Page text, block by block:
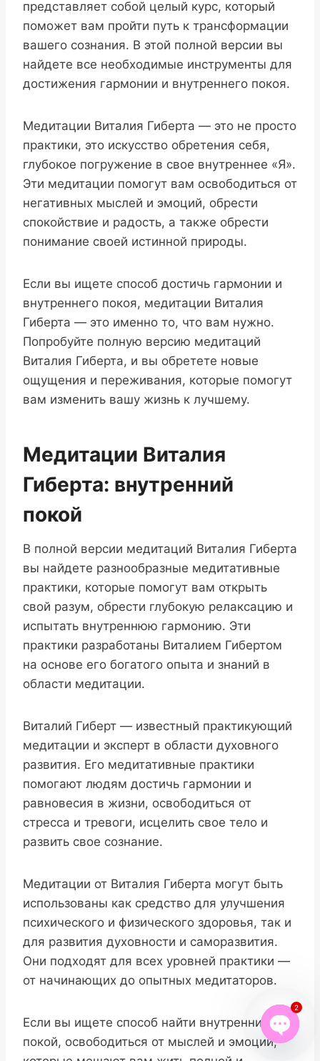
представляет собой целый курс, который
поможет вам пройти путь к трансформации
вашего сознания. В этой полной версии вы
найдете все необходимые инструменты для
достижения гармонии и внутреннего покоя.
Медитации Виталия Гиберта — это не просто
практики, это искусство обретения себя,
глубокое погружение в свое внутреннее «Я».
Эти медитации помогут вам освободиться от
негативных мыслей и эмоций, обрести
спокойствие и радость, а также обрести
понимание своей истинной природы.
Если вы ищете способ достичь гармонии и
внутреннего покоя, медитации Виталия
Гиберта — это именно то, что вам нужно.
Попробуйте полную версию медитаций
Виталия Гиберта, и вы обретете новые
ощущения и переживания, которые помогут
вам изменить вашу жизнь к лучшему.
Медитации Виталия
Гиберта: внутренний
покой
В полной версии медитаций Виталия Гиберта
вы найдете разнообразные медитативные
практики, которые помогут вам открыть
свой разум, обрести глубокую релаксацию и
испытать внутреннюю гармонию. Эти
практики разработаны Виталием Гибертом
на основе его богатого опыта и знаний в
области медитации.
Виталий Гиберт — известный практикующий
медитации и эксперт в области духовного
развития. Его медитативные практики
помогают людям достичь гармонии и
равновесия в жизни, освободиться от
стресса и тревоги, исцелить свое тело и
развить свое сознание.
Медитации от Виталия Гиберта могут быть
использованы как средство для улучшения
психического и физического здоровья, так и
для развития духовности и саморазвития.
Они подходят для всех уровней практики —
от начинающих до опытных медитаторов.
Если вы ищете способ найти внутренний
покой, освободиться от мыслей и эмоций,
2